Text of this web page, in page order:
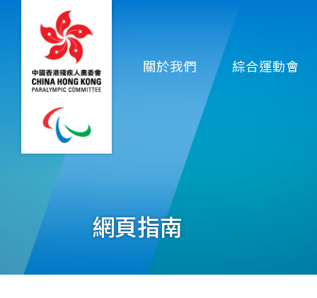
移至主內容
Main
navigation
關於我們 綜合運動會
網頁指南